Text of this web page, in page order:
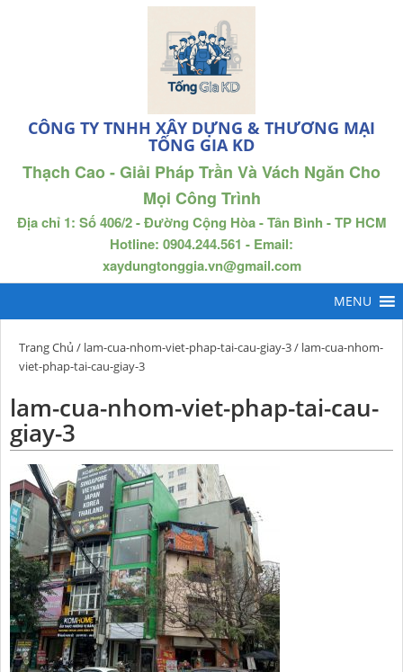
CÔNG TY TNHH XÂY DỰNG & THƯƠNG MẠI
TỐNG GIA KD
Thạch Cao - Giải Pháp Trần Và Vách Ngăn Cho
Mọi Công Trình
Địa chỉ 1: Số 406/2 - Đường Cộng Hòa - Tân Bình - TP HCM
Hotline: 0904.244.561 - Email:
xaydungtonggia.vn@gmail.com
Trang Chủ / lam-cua-nhom-viet-phap-tai-cau-giay-3/ lam-cua-nhom-
viet-phap-tai-cau-giay-3
lam-cua-nhom-viet-phap-tai-cau-
giay-3